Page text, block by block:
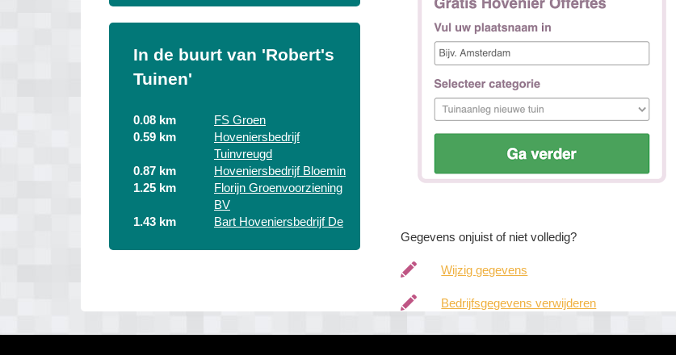
In de buurt van 'Robert's
Tuinen'
0.08 km
FS Groen
0.59 km
Hoveniersbedrijf
Tuinvreugd
0.87 km
Hoveniersbedrijf Bloemin
1.25 km
Florijn Groenvoorziening
BV
1.43 km
Bart Hoveniersbedrijf De
Gegevens onjuist of niet volledig?
Wijzig gegevens
Bedrijfsgegevens verwijderen